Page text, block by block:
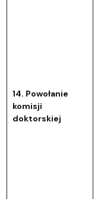
14. Powołanie
komisji
doktorskiej